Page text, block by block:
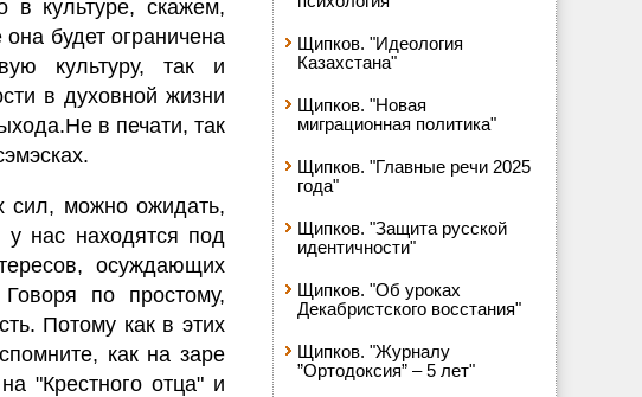
в культуре, скажем,
будет ограничена
культуру, так и
в духовной жизни
в печати, так
сил, можно ожидать,
у нас находятся под
осуждающих
по простому,
Потому как в этих
как на заре
"Крестного отца" и
Щипков. "Идеология
Казахстана"
Щипков. "Новая
миграционная политика"
Щипков. "Главные речи 2025
года"
Щипков. "Защита русской
идентичности"
Щипков. "Об уроках
Декабристского восстания"
Щипков. "Журналу
”Ортодоксия” – 5 лет"